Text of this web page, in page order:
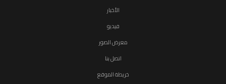
الأخبار
فيديو
معرض الصور
اتصل بنا
خريطة الموقع